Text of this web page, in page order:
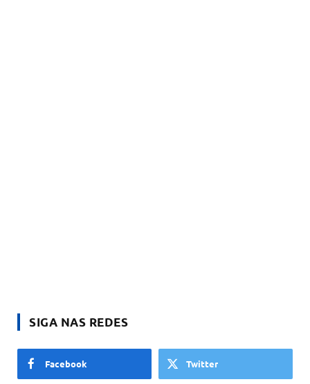
SIGA NAS REDES
Facebook Twitter